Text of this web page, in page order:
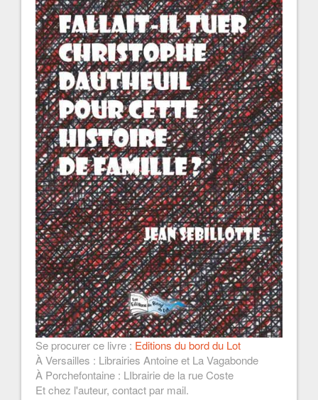
Se procurer ce livre : Editions du bord du Lot
À Versailles : Librairies Antoine et La Vagabonde
À Porchefontaine : LIbrairie de la rue Coste
Et chez l'auteur, contact par mail.